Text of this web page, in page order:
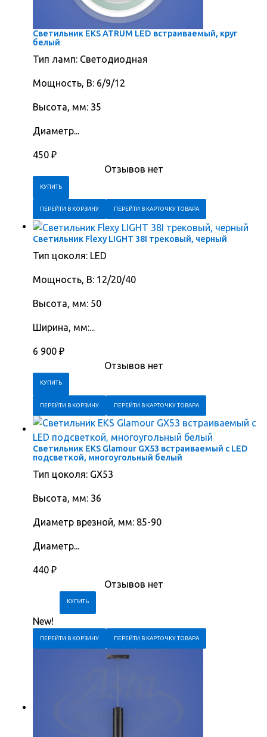
Светильник EKS ATRUM LED встраиваемый, круг
белый
Тип ламп: Светодиодная
Мощность, В: 6/9/12
Высота, мм: 35
Диаметр...
450 ₽
Отзывов нет
ПЕРЕЙТИ В КОРЗИНУ ПЕРЕЙТИ В КАРТОЧКУ ТОВАРА
Светильник Flexy LIGHT 38I трековый, черный
Тип цоколя: LED
Мощность, В: 12/20/40
Высота, мм: 50
Ширина, мм:...
6 900 ₽
Отзывов нет
ПЕРЕЙТИ В КОРЗИНУ ПЕРЕЙТИ В КАРТОЧКУ ТОВАРА
Светильник EKS Glamour GX53 встраиваемый с LED
подсветкой, многоугольный белый
Тип цоколя: GX53
Высота, мм: 36
Диаметр врезной, мм: 85-90
Диаметр...
440 ₽
Отзывов нет
New!
ПЕРЕЙТИ В КОРЗИНУ ПЕРЕЙТИ В КАРТОЧКУ ТОВАРА